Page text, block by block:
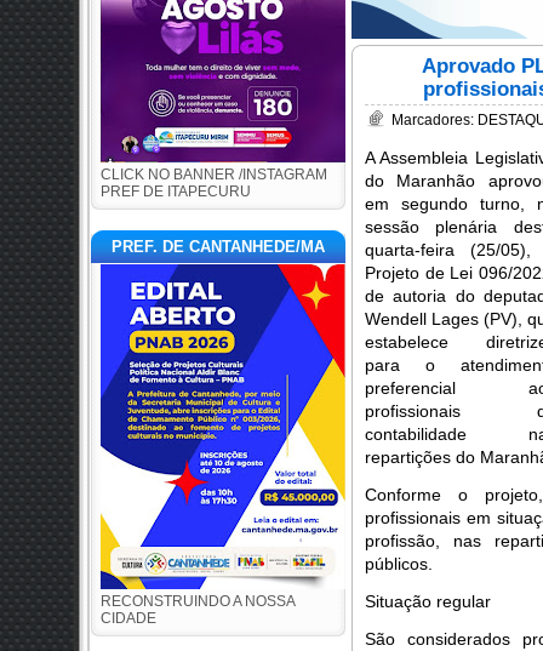
CLICK NO BANNER /INSTAGRAM
PREF DE ITAPECURU
PREF. DE CANTANHEDE/MA
RECONSTRUINDO A NOSSA
CIDADE
Aprovado
Marcadores:
A Assembleia
do Maranhão
em segundo turno,
sessão plenária
quarta-feira (25/05),
Projeto de Lei 096/
de autoria do
Wendell Lages (PV),
estabelece
para o
preferencial
profissionais
contabilidade
repartições do
Conforme o
profissionais em
profissão, nas
públicos.
Situação regular
São considerados